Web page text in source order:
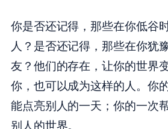
你是否还记得，那些在你低谷
人？是否还记得，那些在你犹
友？他们的存在，让你的世界
你，也可以成为这样的人。你
能点亮别人的一天；你的一次
别人的世界。